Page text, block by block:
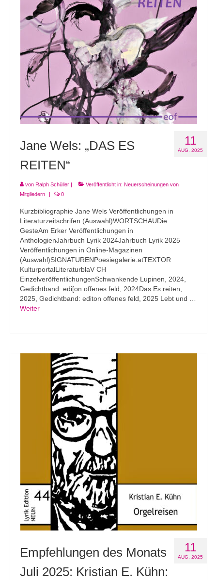
Neuerscheinungen von Mitgliedern
Ausschreibungen
Leipziger Lyrikbibliothek
Lyrikschaufenster im Literaturhaus Leipzig
Mitglied werden
11
AUG. 2025
Jane Wels: „DAS ES
REITEN“
von Ralph Schüller | Veröffentlicht in: Neuerscheinungen von
Mitgliedern
| 0
Kurzbibliographie Jane Wels Veröffentlichungen in
Literaturzeitschrifen (Auswahl)WORTSCHAUDie
GesteAm Erker Veröffentlichungen in
AnthologienJahrbuch Lyrik 2024Jahrbuch Lyrik 2025
Veröffentlichungen in Online-Magazinen
(Auswahl)SIGNATURENPoesiegalerie.atTEXTOR
KulturportalLiteraturblaV CH
EinzelveröffentlichungenSchwankende Lupinen, 2024,
Gedichtband: edi[on offenes feld, 2024Das Es reiten,
2025, Gedichtband: editon offenes feld, 2025 Lebt und …
Weiter
11
AUG. 2025
Empfehlungen des Monats
Juli 2025: Kristian E. Kühn: